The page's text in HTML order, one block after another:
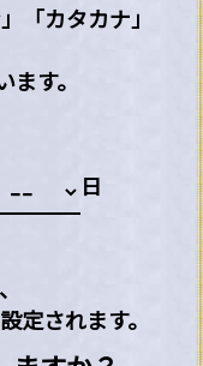
「カタカナ」
す。
日
定されます。